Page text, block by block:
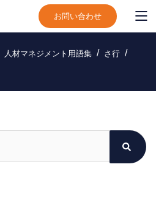
お問い合わせ
人材マネジメント用語集
さ行